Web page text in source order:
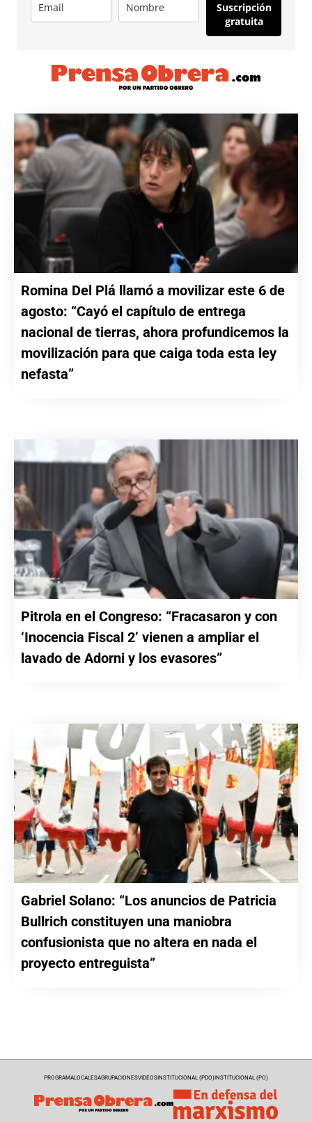
Suscripción
gratuita
Romina Del Plá llamó a movilizar este 6 de
agosto: “Cayó el capítulo de entrega
nacional de tierras, ahora profundicemos la
movilización para que caiga toda esta ley
nefasta”
Pitrola en el Congreso: “Fracasaron y con
‘Inocencia Fiscal 2’ vienen a ampliar el
lavado de Adorni y los evasores”
Gabriel Solano: “Los anuncios de Patricia
Bullrich constituyen una maniobra
confusionista que no altera en nada el
proyecto entreguista”
PROGRAMALOCALESAGRUPACIONESVIDEOSINSTITUCIONAL (PDO)INSTITUCIONAL (PO)